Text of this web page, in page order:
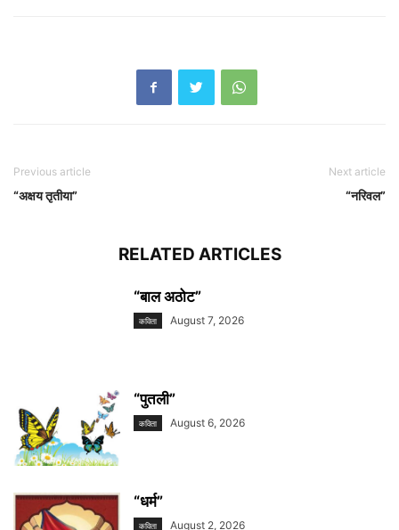
Previous article
“अक्षय तृतीया”
Next article
“नरिवल”
RELATED ARTICLES
“बाल अठोट”
कविता August 7, 2026
“पुतली”
कविता August 6, 2026
“धर्म”
कविता August 2, 2026